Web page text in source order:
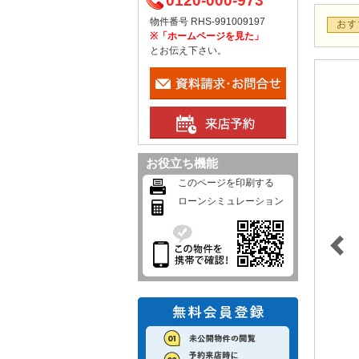
物件番号 RHS-991009197
※「ホームページを見た」
とお伝え下さい。
お役立ち機能
このページを印刷する
ローンシミュレーション